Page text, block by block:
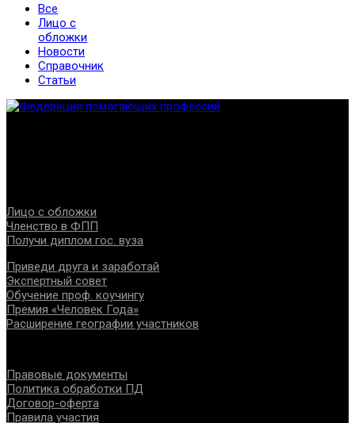
Все
Лицо с
обложки
Новости
Справочник
Статьи
Лицо с обложки
Членство в ФПП
Получи диплом гос. вуза
Приведи друга и заработай
Экспертный совет
Обучение проф. коучингу
Премия «Человек Года»
Расширение географии участников
Правовые документы
Политика обработки ПД
Договор-оферта
Правила участия